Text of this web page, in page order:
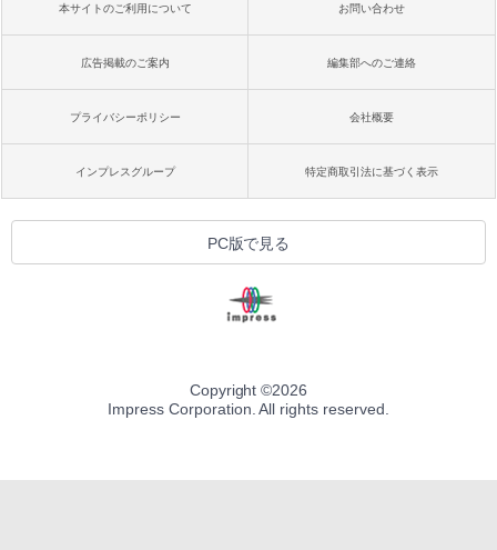
本サイトのご利用について お問い合わせ
広告掲載のご案内 編集部へのご連絡
プライバシーポリシー 会社概要
インプレスグループ 特定商取引法に基づく表示
PC版で見る
Copyright ©2026
Impress Corporation. All rights reserved.